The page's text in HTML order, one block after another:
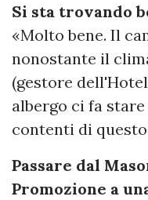
Si sta trovando
«Molto bene. Il
nonostante il
(gestore
albergo ci fa
contenti di
Passare dal
Promozione a